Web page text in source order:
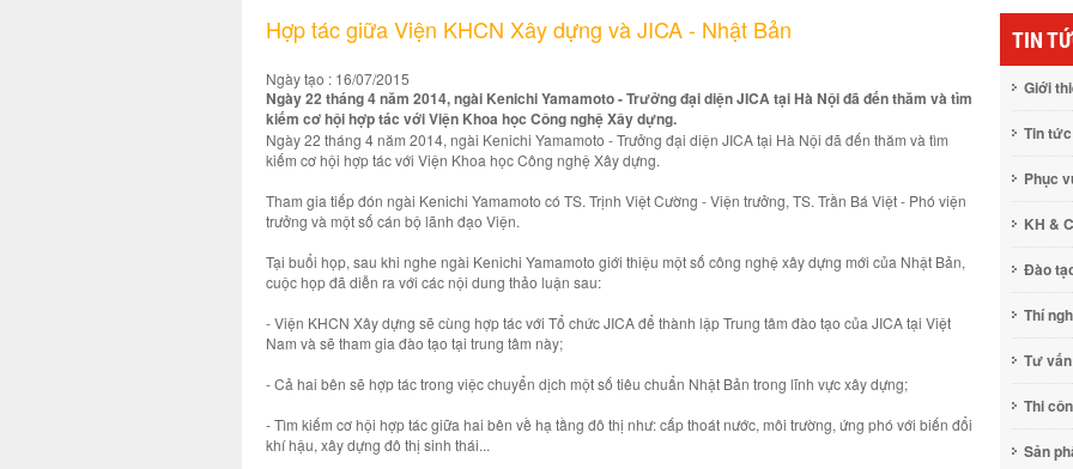
Hợp tác giữa Viện KHCN Xây dựng và JICA - Nhật Bản
Ngày tạo : 16/07/2015
Ngày 22 tháng 4 năm 2014, ngài Kenichi Yamamoto - Trưởng đại diện JICA tại Hà Nội đã đến thăm và tìm
kiếm cơ hội hợp tác với Viện Khoa học Công nghệ Xây dựng.
Ngày 22 tháng 4 năm 2014, ngài Kenichi Yamamoto - Trưởng đại diện JICA tại Hà Nội đã đến thăm và tìm
kiếm cơ hội hợp tác với Viện Khoa học Công nghệ Xây dựng.
Tham gia tiếp đón ngài Kenichi Yamamoto có TS. Trịnh Việt Cường - Viện trưởng, TS. Trần Bá Việt - Phó viện
trưởng và một số cán bộ lãnh đạo Viện.
Tại buổi họp, sau khi nghe ngài Kenichi Yamamoto giới thiệu một số công nghệ xây dựng mới của Nhật Bản,
cuộc họp đã diễn ra với các nội dung thảo luận sau:
- Viện KHCN Xây dựng sẽ cùng hợp tác với Tổ chức JICA để thành lập Trung tâm đào tạo của JICA tại Việt
Nam và sẽ tham gia đào tạo tại trung tâm này;
- Cả hai bên sẽ hợp tác trong việc chuyển dịch một số tiêu chuẩn Nhật Bản trong lĩnh vực xây dựng;
- Tìm kiếm cơ hội hợp tác giữa hai bên về hạ tầng đô thị như: cấp thoát nước, môi trường, ứng phó với biến đổi
khí hậu, xây dựng đô thị sinh thái...
TIN
Giới
Tin tức
Phục
KH &
Đào
Thí
Tư vấn
Thi
Sản